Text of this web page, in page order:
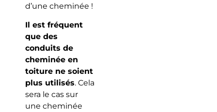
d’une cheminée !
Il est fréquent
que des
conduits de
cheminée en
toiture ne soient
plus utilisés. Cela
sera le cas sur
une cheminée